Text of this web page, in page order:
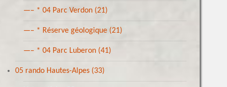
—– * 04 Parc Verdon (21)
—– * Réserve géologique (21)
—– * 04 Parc Luberon (41)
05 rando Hautes-Alpes (33)